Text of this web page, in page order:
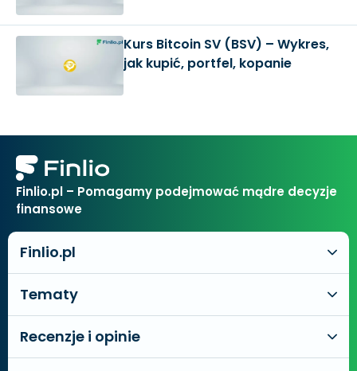
Kurs Bitcoin SV (BSV) – Wykres,
jak kupić, portfel, kopanie
Finlio.pl – Pomagamy podejmować mądre decyzje
finansowe
Finlio.pl
Tematy
Recenzje i opinie